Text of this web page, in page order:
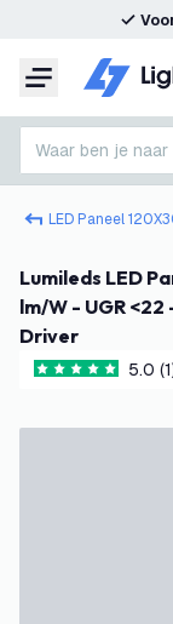
Menu
Waar ben je naar
LED Paneel
Lumileds LED Paneel 30x120 - 36W - 4000K - 125
lm/W - UGR
Driver
5 score sterren
5.0